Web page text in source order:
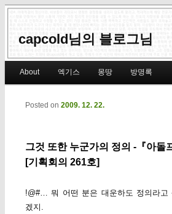
capcold님의 블로그님
Skip to primary content
Skip to secondary content
About 엑기스 몽땅 방명록
그것 또한 누군가의 정의 -『아돌
[기획회의 261호]
Posted on 2009. 12. 22.
!@#… 뭐 어떤 분은 대운하도 정의라고
겠지.